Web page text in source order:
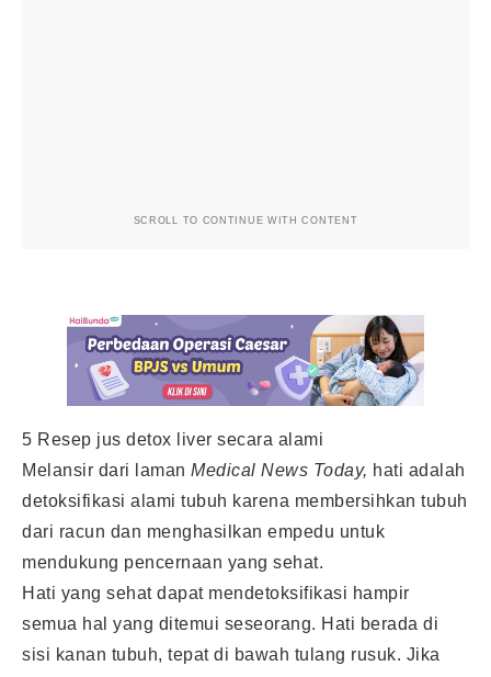
SCROLL TO CONTINUE WITH CONTENT
5 Resep jus detox liver secara alami
Melansir dari laman Medical News Today, hati adalah
detoksifikasi alami tubuh karena membersihkan tubuh
dari racun dan menghasilkan empedu untuk
mendukung pencernaan yang sehat.
Hati yang sehat dapat mendetoksifikasi hampir
semua hal yang ditemui seseorang. Hati berada di
sisi kanan tubuh, tepat di bawah tulang rusuk. Jika